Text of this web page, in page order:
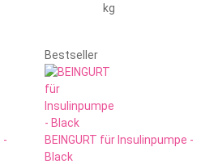
kg
-
Bestseller
BEINGURT für Insulinpumpe -
Black